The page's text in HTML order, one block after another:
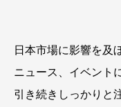
日本市場に影響を及
ニュース、イベント
引き続きしっかりと